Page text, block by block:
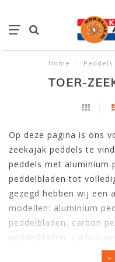
Home / Peddels
TOER-
Op deze pagina is ons
zeekajak peddels te
peddels met aluminium
peddelbladen tot
gezegd hebben wij een
modellen: aluminium
peddelbladen, carbon
peddelbladen, carbon
peddelbladen en